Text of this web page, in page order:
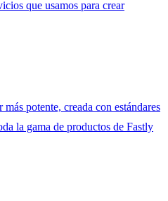
que usamos para crear
potente, creada con estándares
la gama de productos de Fastly